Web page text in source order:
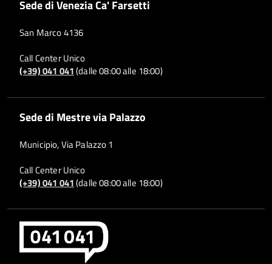
Sede di Venezia Ca' Farsetti
San Marco 4136
Call Center Unico
(+39) 041 041(dalle 08:00 alle 18:00)
Sede di Mestre via Palazzo
Municipio, Via Palazzo 1
Call Center Unico
(+39) 041 041(dalle 08:00 alle 18:00)